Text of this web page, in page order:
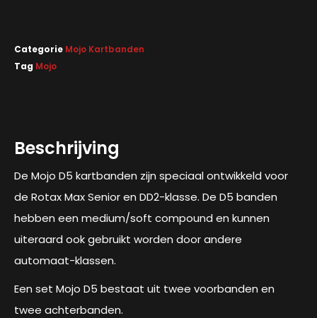
Categorie Mojo Kartbanden
Tag Mojo
Beschrijving
De Mojo D5 kartbanden zijn speciaal ontwikkeld voor
de Rotax Max Senior en DD2-klasse. De D5 banden
hebben een medium/soft compound en kunnen
uiteraard ook gebruikt worden door andere
automaat-klassen.
Een set Mojo D5 bestaat uit twee voorbanden en
twee achterbanden.